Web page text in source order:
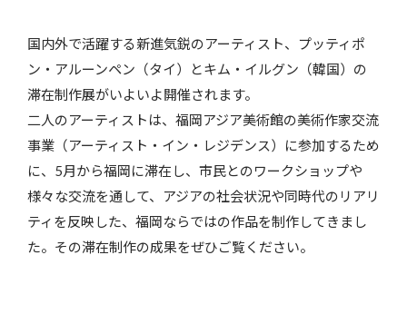
国内外で活躍する新進気鋭のアーティスト、プッティポ
ン・アルーンペン（タイ）とキム・イルグン（韓国）の
滞在制作展がいよいよ開催されます。
二人のアーティストは、福岡アジア美術館の美術作家交流
事業（アーティスト・イン・レジデンス）に参加するため
に、5月から福岡に滞在し、市民とのワークショップや
様々な交流を通して、アジアの社会状況や同時代のリアリ
ティを反映した、福岡ならではの作品を制作してきまし
た。その滞在制作の成果をぜひご覧ください。